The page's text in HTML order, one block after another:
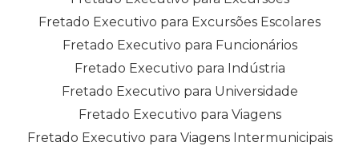
Fretado Executivo para Excursões Escolares
Fretado Executivo para Funcionários
Fretado Executivo para Indústria
Fretado Executivo para Universidade
Fretado Executivo para Viagens
Fretado Executivo para Viagens Intermunicipais